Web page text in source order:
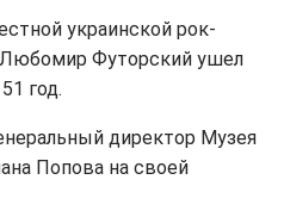
украинской рок-
Любомир Футорский ушел
год.
директор Музея
Попова на своей